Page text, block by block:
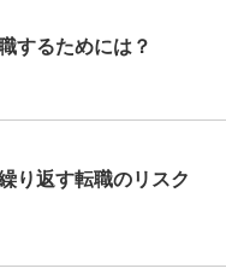
するためには？
り返す転職のリスク